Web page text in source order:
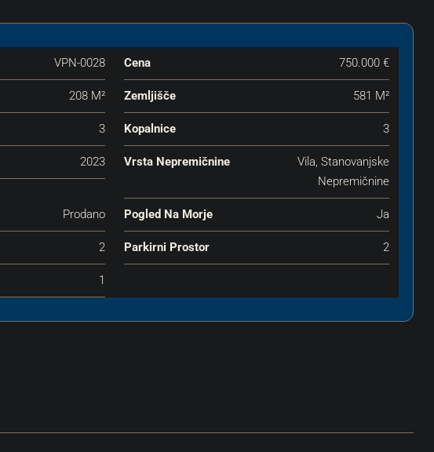
VPN-0028 Cena 750.000 €
208 M² Zemljišče 581 M²
3 Kopalnice 3
2023 Vrsta Nepremičnine
Vila, Stanovanjske
Nepremičnine
Prodano Pogled Na Morje Ja
2 Parkirni Prostor 2
1